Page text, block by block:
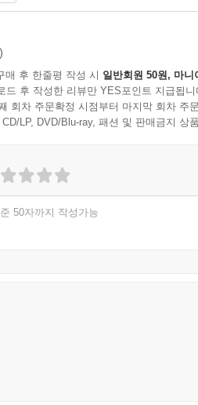
매 후 한줄평 작성 시 일반회원 50원, 마니
드 후 작성한 리뷰만 YES포인트 지급됩니
회차 주문확정 시점부터 마지막 회차 주
LP, DVD/Blu-ray, 패션 및 판매금지 상
50자까지 작성가능